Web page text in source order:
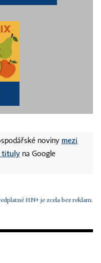
noviny mezi
tituly na Google
HN+ je zcela bez reklam.